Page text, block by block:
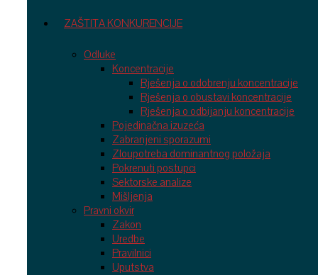
ZAŠTITA KONKURENCIJE
Odluke
Koncentracije
Rješenja o odobrenju koncentracije
Rješenja o obustavi koncentracije
Rješenja o odbijanju koncentracije
Pojedinačna izuzeća
Zabranjeni sporazumi
Zloupotreba dominantnog položaja
Pokrenuti postupci
Sektorske analize
Mišljenja
Pravni okvir
Zakon
Uredbe
Pravilnici
Uputstva